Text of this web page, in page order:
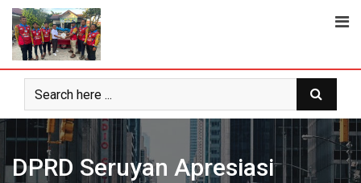
Skip
content
DPRD Seruyan Apresiasi